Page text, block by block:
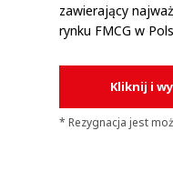
zawierający
rynku FMCG w
Kliknij i
* Rezygnacja jest